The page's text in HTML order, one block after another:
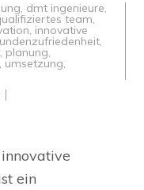
, dmt ingenieure,
team,
, innovative
,
, planung,
, umsetzung,
ein